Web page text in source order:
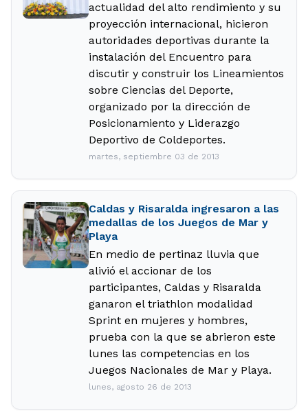
actualidad del alto rendimiento y su
proyección internacional, hicieron
autoridades deportivas durante la
instalación del Encuentro para
discutir y construir los Lineamientos
sobre Ciencias del Deporte,
organizado por la dirección de
Posicionamiento y Liderazgo
Deportivo de Coldeportes.
martes, septiembre 03 de 2013
Caldas y Risaralda ingresaron a las
medallas de los Juegos de Mar y
Playa
En medio de pertinaz lluvia que
alivió el accionar de los
participantes, Caldas y Risaralda
ganaron el triathlon modalidad
Sprint en mujeres y hombres,
prueba con la que se abrieron este
lunes las competencias en los
Juegos Nacionales de Mar y Playa.
lunes, agosto 26 de 2013